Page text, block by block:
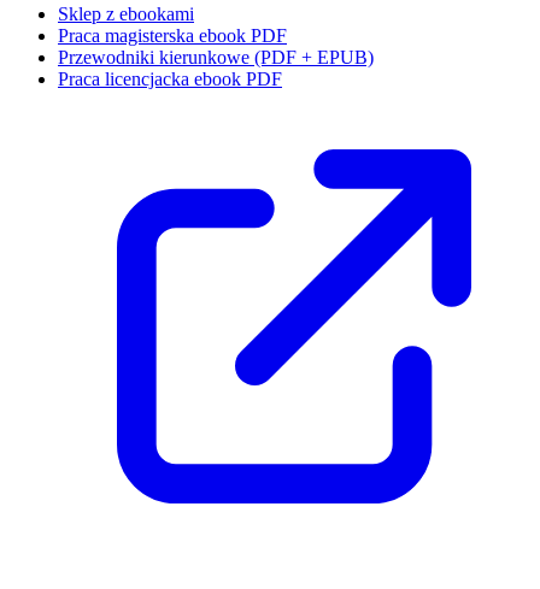
Sklep z ebookami
Praca magisterska ebook PDF
Przewodniki kierunkowe (PDF + EPUB)
Praca licencjacka ebook PDF